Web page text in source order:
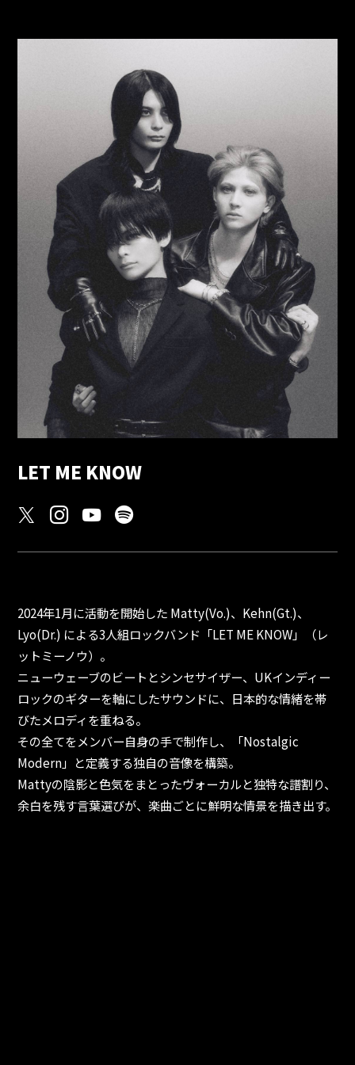
LET ME KNOW
2024年1月に活動を開始した Matty(Vo.)、Kehn(Gt.)、
Lyo(Dr.) による3人組ロックバンド「LET ME KNOW」（レ
ットミーノウ）。
ニューウェーブのビートとシンセサイザー、UKインディー
ロックのギターを軸にしたサウンドに、日本的な情緒を帯
びたメロディを重ねる。
その全てをメンバー自身の手で制作し、「Nostalgic
Modern」と定義する独自の音像を構築。
Mattyの陰影と色気をまとったヴォーカルと独特な譜割り、
余白を残す言葉選びが、楽曲ごとに鮮明な情景を描き出す。